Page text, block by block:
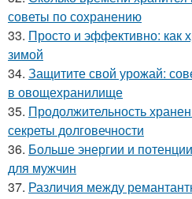
советы по сохранению
33. Просто и эффективно: как
зимой
34. Защитите свой урожай:
в овощехранилище
35. Продолжительность
секреты долговечности
36. Больше энергии и
для мужчин
37. Различия между